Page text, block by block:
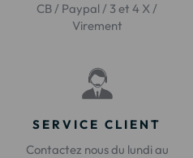
CB / Paypal / 3 et 4 X /
Virement
SERVICE CLIENT
Contactez nous du lundi au